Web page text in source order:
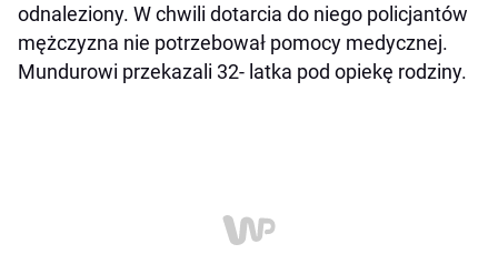
odnaleziony. W chwili dotarcia do niego policjantów
mężczyzna nie potrzebował pomocy medycznej.
Mundurowi przekazali 32- latka pod opiekę rodziny.